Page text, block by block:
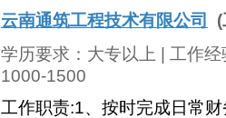
云南通筑工程技术有限公司
学历要求： 大专以上 | 工作
1000-1500
工作职责:1、按时完成日常